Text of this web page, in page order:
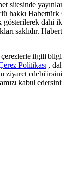
sitesinde
hakkı Habertürk
gösterilerek dahi
saklıdır.
çerezlerle ilgili
Politikası ,
ziyaret
kabul